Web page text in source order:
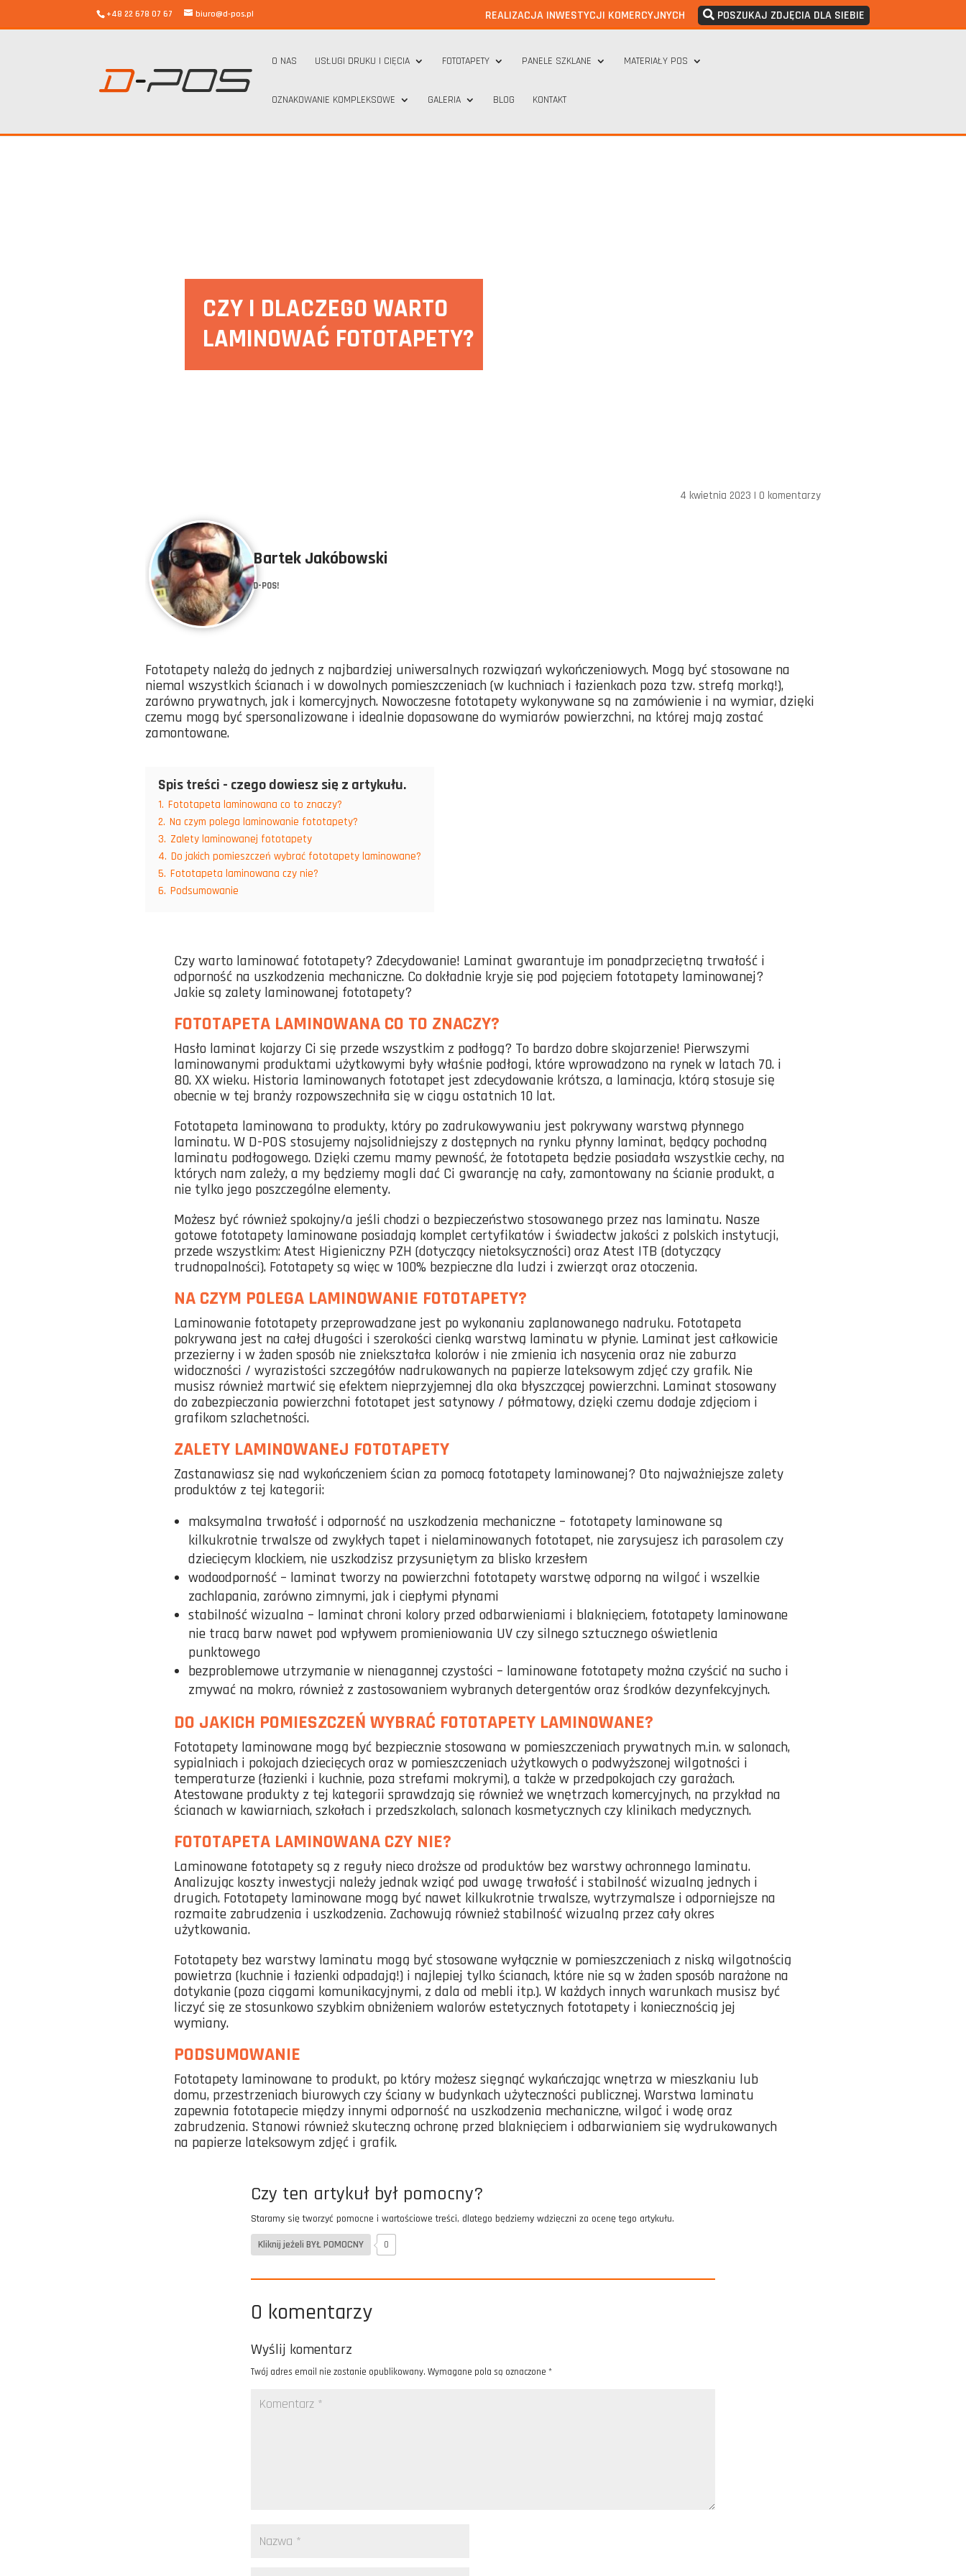
+48 22 678 07 67 biuro@d-pos.pl REALIZACJA INWESTYCJI KOMERCYJNYCH POSZUKAJ ZDJĘCIA DLA SIEBIE
O NAS USŁUGI DRUKU I CIĘCIA FOTOTAPETY PANELE SZKLANE MATERIAŁY POS
OZNAKOWANIE KOMPLEKSOWE GALERIA BLOG KONTAKT
CZY I DLACZEGO WARTO
LAMINOWAĆ FOTOTAPETY?
4 kwietnia 2023 | 0 komentarzy
Bartek Jakóbowski
D-POS!
Fototapety należą do jednych z najbardziej uniwersalnych rozwiązań wykończeniowych. Mogą być stosowane na
niemal wszystkich ścianach i w dowolnych pomieszczeniach (w kuchniach i łazienkach poza tzw. strefą morką!),
zarówno prywatnych, jak i komercyjnych. Nowoczesne fototapety wykonywane są na zamówienie i na wymiar, dzięki
czemu mogą być spersonalizowane i idealnie dopasowane do wymiarów powierzchni, na której mają zostać
zamontowane.
Spis treści - czego dowiesz się z artykułu.
1. Fototapeta laminowana co to znaczy?
2. Na czym polega laminowanie fototapety?
3. Zalety laminowanej fototapety
4. Do jakich pomieszczeń wybrać fototapety laminowane?
5. Fototapeta laminowana czy nie?
6. Podsumowanie
Czy warto laminować fototapety? Zdecydowanie! Laminat gwarantuje im ponadprzeciętną trwałość i
odporność na uszkodzenia mechaniczne. Co dokładnie kryje się pod pojęciem fototapety laminowanej?
Jakie są zalety laminowanej fototapety?
FOTOTAPETA LAMINOWANA CO TO ZNACZY?
Hasło laminat kojarzy Ci się przede wszystkim z podłogą? To bardzo dobre skojarzenie! Pierwszymi
laminowanymi produktami użytkowymi były właśnie podłogi, które wprowadzono na rynek w latach 70. i
80. XX wieku. Historia laminowanych fototapet jest zdecydowanie krótsza, a laminacja, którą stosuje się
obecnie w tej branży rozpowszechniła się w ciągu ostatnich 10 lat.
Fototapeta laminowana to produkty, który po zadrukowywaniu jest pokrywany warstwą płynnego
laminatu. W D-POS stosujemy najsolidniejszy z dostępnych na rynku płynny laminat, będący pochodną
laminatu podłogowego. Dzięki czemu mamy pewność, że fototapeta będzie posiadała wszystkie cechy, na
których nam zależy, a my będziemy mogli dać Ci gwarancję na cały, zamontowany na ścianie produkt, a
nie tylko jego poszczególne elementy.
Możesz być również spokojny/a jeśli chodzi o bezpieczeństwo stosowanego przez nas laminatu. Nasze
gotowe fototapety laminowane posiadają komplet certyfikatów i świadectw jakości z polskich instytucji,
przede wszystkim: Atest Higieniczny PZH (dotyczący nietoksyczności) oraz Atest ITB (dotyczący
trudnopalności). Fototapety są więc w 100% bezpieczne dla ludzi i zwierząt oraz otoczenia.
NA CZYM POLEGA LAMINOWANIE FOTOTAPETY?
Laminowanie fototapety przeprowadzane jest po wykonaniu zaplanowanego nadruku. Fototapeta
pokrywana jest na całej długości i szerokości cienką warstwą laminatu w płynie. Laminat jest całkowicie
przezierny i w żaden sposób nie zniekształca kolorów i nie zmienia ich nasycenia oraz nie zaburza
widoczności / wyrazistości szczegółów nadrukowanych na papierze lateksowym zdjęć czy grafik. Nie
musisz również martwić się efektem nieprzyjemnej dla oka błyszczącej powierzchni. Laminat stosowany
do zabezpieczania powierzchni fototapet jest satynowy / półmatowy, dzięki czemu dodaje zdjęciom i
grafikom szlachetności.
ZALETY LAMINOWANEJ FOTOTAPETY
Zastanawiasz się nad wykończeniem ścian za pomocą fototapety laminowanej? Oto najważniejsze zalety
produktów z tej kategorii:
maksymalna trwałość i odporność na uszkodzenia mechaniczne – fototapety laminowane są
kilkukrotnie trwalsze od zwykłych tapet i nielaminowanych fototapet, nie zarysujesz ich parasolem czy
dziecięcym klockiem, nie uszkodzisz przysuniętym za blisko krzesłem
wodoodporność – laminat tworzy na powierzchni fototapety warstwę odporną na wilgoć i wszelkie
zachlapania, zarówno zimnymi, jak i ciepłymi płynami
stabilność wizualna – laminat chroni kolory przed odbarwieniami i blaknięciem, fototapety laminowane
nie tracą barw nawet pod wpływem promieniowania UV czy silnego sztucznego oświetlenia
punktowego
bezproblemowe utrzymanie w nienagannej czystości – laminowane fototapety można czyścić na sucho i
zmywać na mokro, również z zastosowaniem wybranych detergentów oraz środków dezynfekcyjnych.
DO JAKICH POMIESZCZEŃ WYBRAĆ FOTOTAPETY LAMINOWANE?
Fototapety laminowane mogą być bezpiecznie stosowana w pomieszczeniach prywatnych m.in. w salonach,
sypialniach i pokojach dziecięcych oraz w pomieszczeniach użytkowych o podwyższonej wilgotności i
temperaturze (łazienki i kuchnie, poza strefami mokrymi), a także w przedpokojach czy garażach.
Atestowane produkty z tej kategorii sprawdzają się również we wnętrzach komercyjnych, na przykład na
ścianach w kawiarniach, szkołach i przedszkolach, salonach kosmetycznych czy klinikach medycznych.
FOTOTAPETA LAMINOWANA CZY NIE?
Laminowane fototapety są z reguły nieco droższe od produktów bez warstwy ochronnego laminatu.
Analizując koszty inwestycji należy jednak wziąć pod uwagę trwałość i stabilność wizualną jednych i
drugich. Fototapety laminowane mogą być nawet kilkukrotnie trwalsze, wytrzymalsze i odporniejsze na
rozmaite zabrudzenia i uszkodzenia. Zachowują również stabilność wizualną przez cały okres
użytkowania.
Fototapety bez warstwy laminatu mogą być stosowane wyłącznie w pomieszczeniach z niską wilgotnością
powietrza (kuchnie i łazienki odpadają!) i najlepiej tylko ścianach, które nie są w żaden sposób narażone na
dotykanie (poza ciągami komunikacyjnymi, z dala od mebli itp.). W każdych innych warunkach musisz być
liczyć się ze stosunkowo szybkim obniżeniem walorów estetycznych fototapety i koniecznością jej
wymiany.
PODSUMOWANIE
Fototapety laminowane to produkt, po który możesz sięgnąć wykańczając wnętrza w mieszkaniu lub
domu, przestrzeniach biurowych czy ściany w budynkach użyteczności publicznej. Warstwa laminatu
zapewnia fototapecie między innymi odporność na uszkodzenia mechaniczne, wilgoć i wodę oraz
zabrudzenia. Stanowi również skuteczną ochronę przed blaknięciem i odbarwianiem się wydrukowanych
na papierze lateksowym zdjęć i grafik.
Czy ten artykuł był pomocny?
Staramy się tworzyć pomocne i wartościowe treści, dlatego będziemy wdzięczni za ocenę tego artykułu.
Kliknij jeżeli BYŁ POMOCNY
0
0 komentarzy
Wyślij komentarz
Twój adres email nie zostanie opublikowany. Wymagane pola są oznaczone*